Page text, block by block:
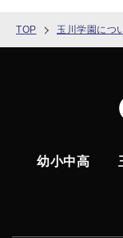
TOP 玉川学園につ
幼小中高